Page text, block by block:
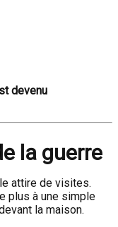
devenu
la guerre
attire de visites.
plus à une simple
la maison.